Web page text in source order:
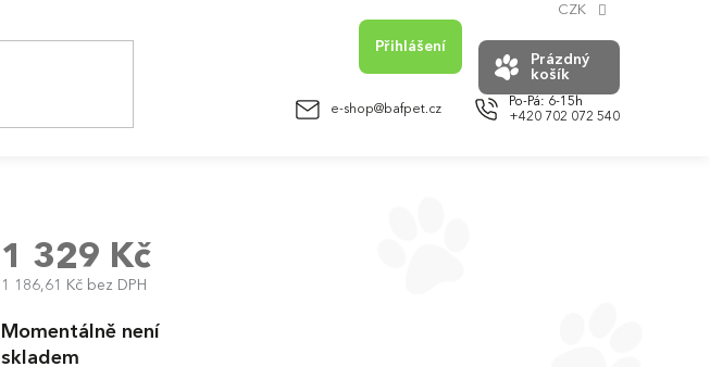
+420 702 072 540
e-shop@bafpet.cz
CZK
Přihlášení
NÁKUPNÍ
KOŠÍK
Prázdný
košík
1 329 Kč
1 186,61 Kč bez DPH
Měrná
Momentálně není
skladem